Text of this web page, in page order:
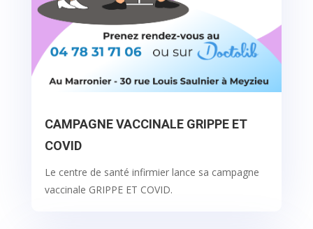
CAMPAGNE VACCINALE GRIPPE ET
COVID
Le centre de santé infirmier lance sa campagne
vaccinale GRIPPE ET COVID.